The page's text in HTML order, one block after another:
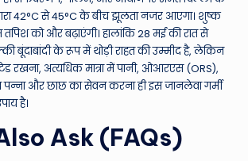
42°C से 45°C के बीच झूलता नजर आएगा। शुष्क
तपिश को और बढ़ाएंगी। हालांकि 28 मई की रात से
बूंदाबांदी के रूप में थोड़ी राहत की उम्मीद है, लेकिन
रखना, अत्यधिक मात्रा में पानी, ओआरएस (ORS),
और छाछ का सेवन करना ही इस जानलेवा गर्मी
है।
Ask (FAQs)